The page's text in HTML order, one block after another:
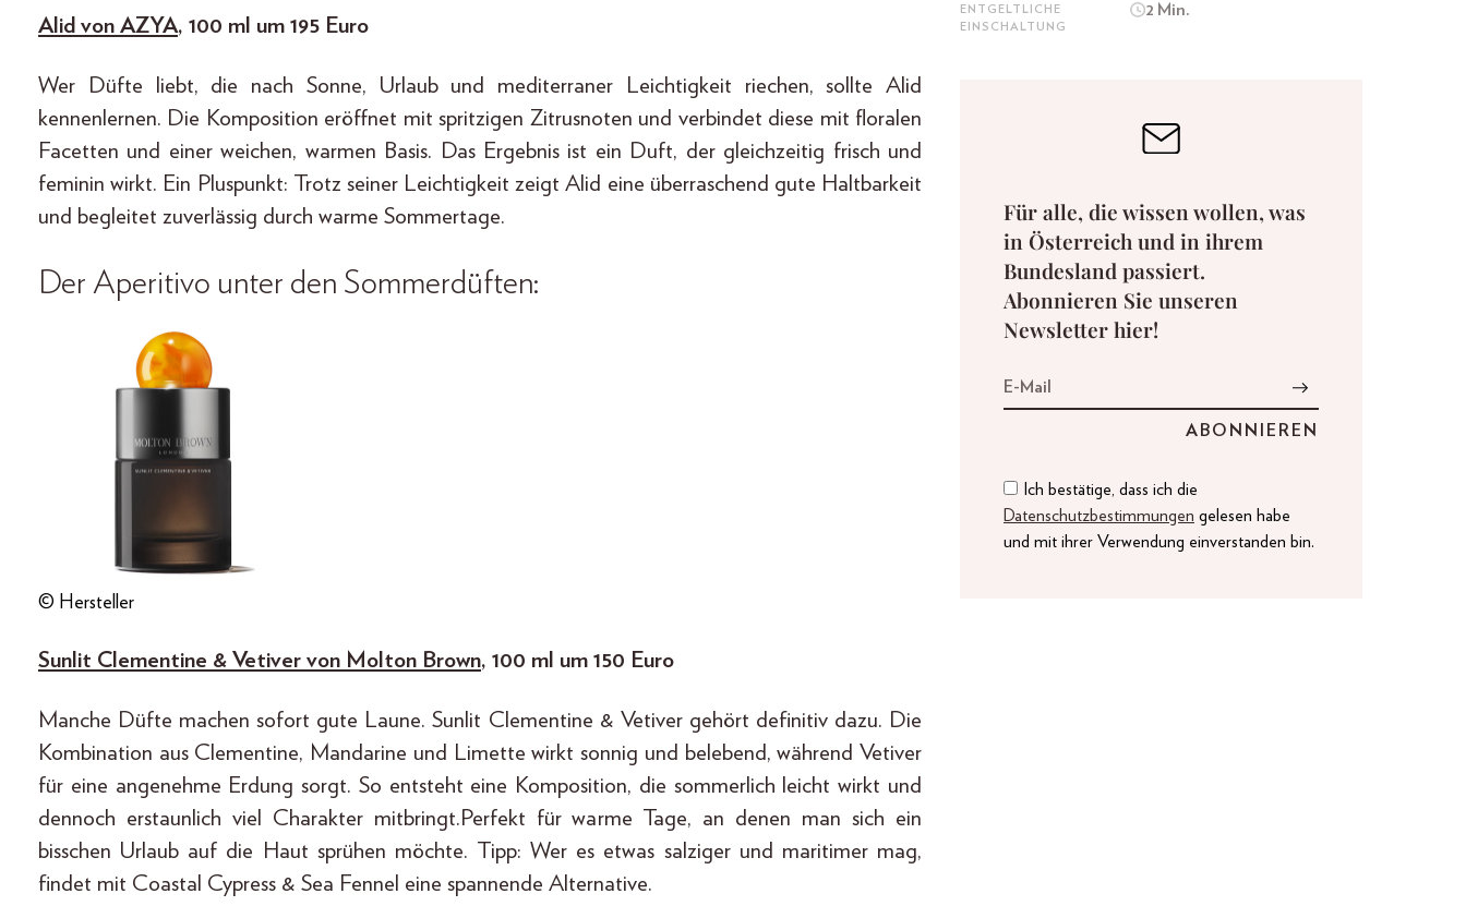
Alid von AZYA, 100 ml um 195 Euro
Wer Düfte liebt, die nach Sonne, Urlaub und mediterraner Leichtigkeit riechen, sollte Alid
kennenlernen. Die Komposition eröffnet mit spritzigen Zitrusnoten und verbindet diese mit floralen
Facetten und einer weichen, warmen Basis. Das Ergebnis ist ein Duft, der gleichzeitig frisch und
feminin wirkt. Ein Pluspunkt: Trotz seiner Leichtigkeit zeigt Alid eine überraschend gute Haltbarkeit
und begleitet zuverlässig durch warme Sommertage.
Der Aperitivo unter den Sommerdüften:
© Hersteller
Sunlit Clementine & Vetiver von Molton Brown, 100 ml um 150 Euro
Manche Düfte machen sofort gute Laune. Sunlit Clementine & Vetiver gehört definitiv dazu. Die
Kombination aus Clementine, Mandarine und Limette wirkt sonnig und belebend, während Vetiver
für eine angenehme Erdung sorgt. So entsteht eine Komposition, die sommerlich leicht wirkt und
dennoch erstaunlich viel Charakter mitbringt.Perfekt für warme Tage, an denen man sich ein
bisschen Urlaub auf die Haut sprühen möchte. Tipp: Wer es etwas salziger und maritimer mag,
findet mit Coastal Cypress & Sea Fennel eine spannende Alternative.
ENTGELTLICHE
EINSCHALTUNG
2 Min.
Für alle, die wissen wollen, was
in Österreich und in ihrem
Bundesland passiert.
Abonnieren Sie unseren
Newsletter hier!
Ich bestätige, dass ich die
Datenschutzbestimmungen gelesen habe
und mit ihrer Verwendung einverstanden bin.